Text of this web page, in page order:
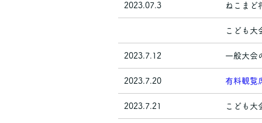
2023.07.3 ねこまど
こども大
2023.7.12 一般大会
2023.7.20 有料観覧
2023.7.21 こども大